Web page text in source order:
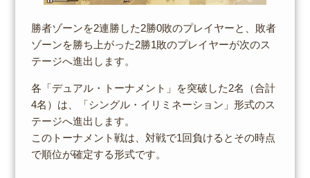
勝者ゾーンを2連勝した2勝0敗のプレイヤーと、敗者
ゾーンを勝ち上がった2勝1敗のプレイヤーが次のス
テージへ進出します。
各「デュアル・トーナメント」を突破した2名（合計
4名）は、「シングル・イリミネーション」形式のス
テージへ進出します。
このトーナメント戦は、対戦で1回負けるとその時点
で順位が確定する形式です。